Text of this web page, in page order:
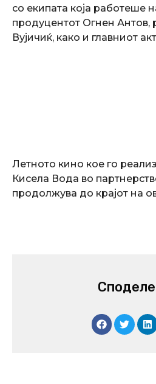
со екипата која работеше
продуцентот Огнен Антов,
Вујичиќ, како и главниот
Летното кино кое го
Кисела Вода во
продолжува до крајот на